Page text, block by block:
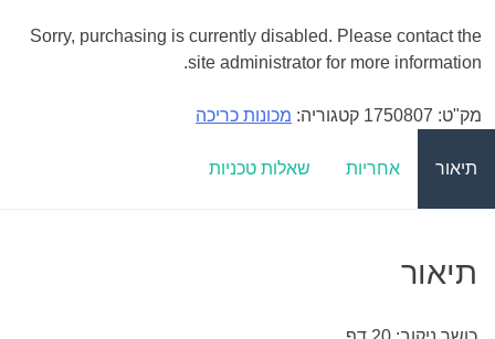
Sorry, purchasing is currently disabled. Please contact the
site administrator for more information.
מק"ט: 1750807 קטגוריה: מכונות כריכה
תיאור אחריות שאלות טכניות
תיאור